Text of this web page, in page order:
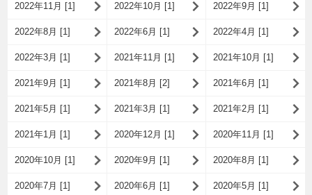
2022年11月 [1] 2022年10月 [1] 2022年9月 [1]
2022年8月 [1] 2022年6月 [1] 2022年4月 [1]
2022年3月 [1] 2021年11月 [1] 2021年10月 [1]
2021年9月 [1] 2021年8月 [2] 2021年6月 [1]
2021年5月 [1] 2021年3月 [1] 2021年2月 [1]
2021年1月 [1] 2020年12月 [1] 2020年11月 [1]
2020年10月 [1] 2020年9月 [1] 2020年8月 [1]
2020年7月 [1] 2020年6月 [1] 2020年5月 [1]